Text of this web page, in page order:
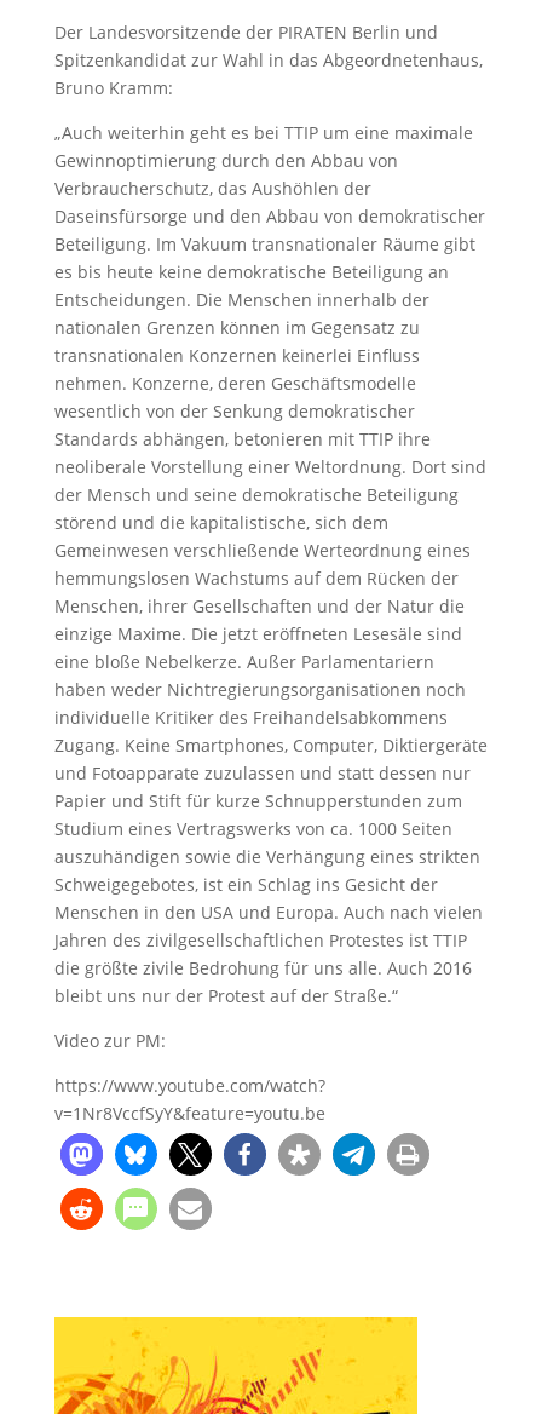
Der Landesvorsitzende der PIRATEN Berlin und
Spitzenkandidat zur Wahl in das Abgeordnetenhaus,
Bruno Kramm:
„Auch weiterhin geht es bei TTIP um eine maximale
Gewinnoptimierung durch den Abbau von
Verbraucherschutz, das Aushöhlen der
Daseinsfürsorge und den Abbau von demokratischer
Beteiligung. Im Vakuum transnationaler Räume gibt
es bis heute keine demokratische Beteiligung an
Entscheidungen. Die Menschen innerhalb der
nationalen Grenzen können im Gegensatz zu
transnationalen Konzernen keinerlei Einfluss
nehmen. Konzerne, deren Geschäftsmodelle
wesentlich von der Senkung demokratischer
Standards abhängen, betonieren mit TTIP ihre
neoliberale Vorstellung einer Weltordnung. Dort sind
der Mensch und seine demokratische Beteiligung
störend und die kapitalistische, sich dem
Gemeinwesen verschließende Werteordnung eines
hemmungslosen Wachstums auf dem Rücken der
Menschen, ihrer Gesellschaften und der Natur die
einzige Maxime. Die jetzt eröffneten Lesesäle sind
eine bloße Nebelkerze. Außer Parlamentariern
haben weder Nichtregierungsorganisationen noch
individuelle Kritiker des Freihandelsabkommens
Zugang. Keine Smartphones, Computer, Diktiergeräte
und Fotoapparate zuzulassen und statt dessen nur
Papier und Stift für kurze Schnupperstunden zum
Studium eines Vertragswerks von ca. 1000 Seiten
auszuhändigen sowie die Verhängung eines strikten
Schweigegebotes, ist ein Schlag ins Gesicht der
Menschen in den USA und Europa. Auch nach vielen
Jahren des zivilgesellschaftlichen Protestes ist TTIP
die größte zivile Bedrohung für uns alle. Auch 2016
bleibt uns nur der Protest auf der Straße.“
Video zur PM:
https://www.youtube.com/watch?
v=1Nr8VccfSyY&feature=youtu.be